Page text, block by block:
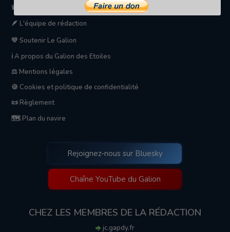
💫 Le Galion des Etoiles
🪶 L'équipe de rédaction
💛 Soutenir Le Galion
ℹ️ A propos du Galion des Etoiles
⚖️ Mentions légales
🍪 Cookies et politique de confidentialité
📜 Règlement
🗺️ Plan du navire
Rejoignez-nous sur Bluesky
Chaîne YouTube du Galion
CHEZ LES MEMBRES DE LA RÉDACTION
jc.gapdy.fr